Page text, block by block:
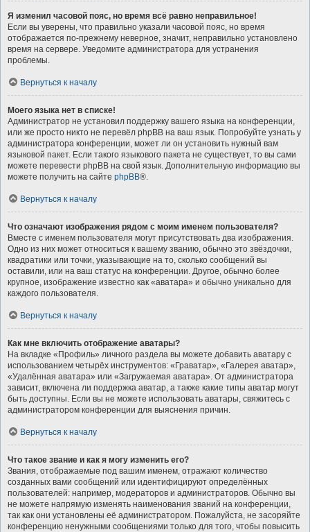
Я изменил часовой пояс, но время всё равно неправильное!
Если вы уверены, что правильно указали часовой пояс, но время
отображается по-прежнему неверное, значит, неправильно установлено
время на сервере. Уведомите администратора для устранения
проблемы.
Вернуться к началу
Моего языка нет в списке!
Администратор не установил поддержку вашего языка на конференции,
или же просто никто не перевёл phpBB на ваш язык. Попробуйте узнать у
администратора конференции, может ли он установить нужный вам
языковой пакет. Если такого языкового пакета не существует, то вы сами
можете перевести phpBB на свой язык. Дополнительную информацию вы
можете получить на сайте phpBB®.
Вернуться к началу
Что означают изображения рядом с моим именем пользователя?
Вместе с именем пользователя могут присутствовать два изображения.
Одно из них может относиться к вашему званию, обычно это звёздочки,
квадратики или точки, указывающие на то, сколько сообщений вы
оставили, или на ваш статус на конференции. Другое, обычно более
крупное, изображение известно как «аватара» и обычно уникально для
каждого пользователя.
Вернуться к началу
Как мне включить отображение аватары?
На вкладке «Профиль» личного раздела вы можете добавить аватару с
использованием четырёх инструментов: «Граватар», «Галерея аватар»,
«Удалённая аватара» или «Загружаемая аватара». От администратора
зависит, включена ли поддержка аватар, а также какие типы аватар могут
быть доступны. Если вы не можете использовать аватары, свяжитесь с
администратором конференции для выяснения причин.
Вернуться к началу
Что такое звание и как я могу изменить его?
Звания, отображаемые под вашим именем, отражают количество
созданных вами сообщений или идентифицируют определённых
пользователей: например, модераторов и администраторов. Обычно вы
не можете напрямую изменять наименования званий на конференции,
так как они установлены её администратором. Пожалуйста, не засоряйте
конференцию ненужными сообщениями только для того, чтобы повысить